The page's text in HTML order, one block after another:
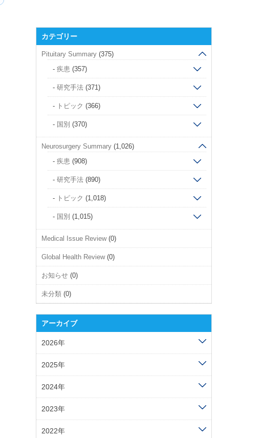
カテゴリー
Pituitary Summary(375)
疾患 (357)
研究手法(371)
トピック (366)
国別 (370)
Neurosurgery Summary(1,026)
疾患 (908)
研究手法(890)
トピック (1,018)
国別 (1,015)
Medical Issue Review(0)
Global Health Review(0)
お知らせ(0)
未分類(0)
アーカイブ
2026年
2025年
2024年
2023年
2022年